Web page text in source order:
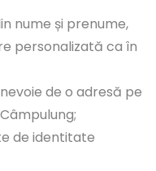
nume și prenume,
personalizată ca în
de o adresă pe
de identitate